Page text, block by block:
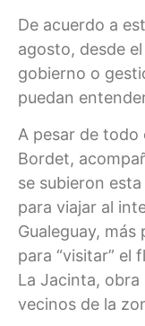
De acuerdo a
agosto, desde
gobierno o
puedan
A pesar de todo
Bordet,
se subieron
para viajar al
Gualeguay,
para “visitar” el
La Jacinta,
vecinos de la